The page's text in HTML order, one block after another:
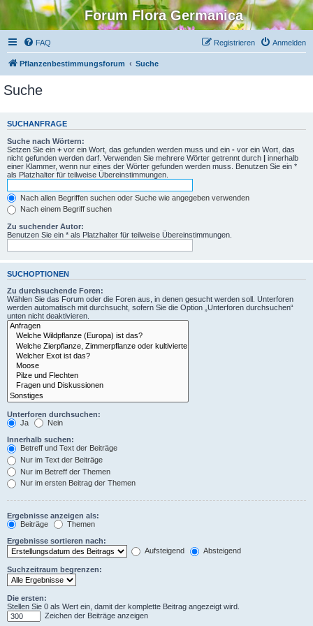
Forum Flora Germanica
FAQ Anmelden
Registrieren
Pflanzenbestimmungsforum Suche
Suche
SUCHANFRAGE
Suche nach Wörtern:
Setzen Sie ein + vor ein Wort, das gefunden werden muss und ein - vor ein Wort, das
nicht gefunden werden darf. Verwenden Sie mehrere Wörter getrennt durch | innerhalb
einer Klammer, wenn nur eines der Wörter gefunden werden muss. Benutzen Sie ein *
als Platzhalter für teilweise Übereinstimmungen.
Nach allen Begriffen suchen oder Suche wie angegeben verwenden
Nach einem Begriff suchen
Zu suchender Autor:
Benutzen Sie ein * als Platzhalter für teilweise Übereinstimmungen.
SUCHOPTIONEN
Zu durchsuchende Foren:
Wählen Sie das Forum oder die Foren aus, in denen gesucht werden soll. Unterforen
werden automatisch mit durchsucht, sofern Sie die Option „Unterforen durchsuchen“
unten nicht deaktivieren.
Unterforen durchsuchen:
Ja
Nein
Innerhalb suchen:
Betreff und Text der Beiträge
Nur im Text der Beiträge
Nur im Betreff der Themen
Nur im ersten Beitrag der Themen
Ergebnisse anzeigen als:
Beiträge
Themen
Ergebnisse sortieren nach:
Aufsteigend
Absteigend
Suchzeitraum begrenzen:
Die ersten:
Stellen Sie 0 als Wert ein, damit der komplette Beitrag angezeigt wird.
Zeichen der Beiträge anzeigen